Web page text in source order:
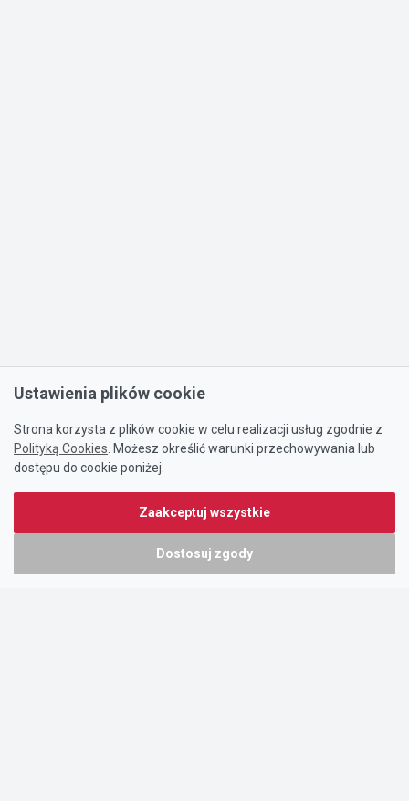
Ustawienia plików cookie
Strona korzysta z plików cookie w celu realizacji usług zgodnie z
Polityką Cookies . Możesz określić warunki przechowywania lub
dostępu do cookie poniżej.
Zaakceptuj wszystkie
Dostosuj zgody